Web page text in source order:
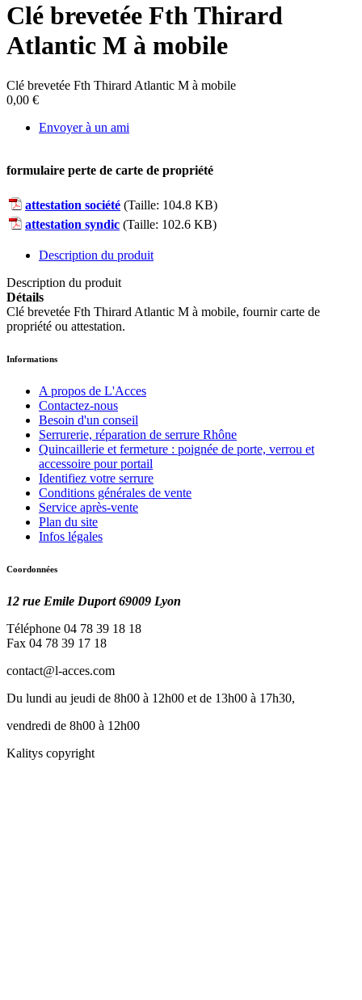
Clé brevetée Fth Thirard
Atlantic M à mobile
Clé brevetée Fth Thirard Atlantic M à mobile
0,00 €
Envoyer à un ami
formulaire perte de carte de propriété
attestation société (Taille: 104.8 KB)
attestation syndic (Taille: 102.6 KB)
Description du produit
Description du produit
Détails
Clé brevetée Fth Thirard Atlantic M à mobile, fournir carte de
propriété ou attestation.
Informations
A propos de L'Acces
Contactez-nous
Besoin d'un conseil
Serrurerie, réparation de serrure Rhône
Quincaillerie et fermeture : poignée de porte, verrou et
accessoire pour portail
Identifiez votre serrure
Conditions générales de vente
Service après-vente
Plan du site
Infos légales
Coordonnées
12 rue Emile Duport 69009 Lyon
Téléphone 04 78 39 18 18
Fax 04 78 39 17 18
contact@l-acces.com
Du lundi au jeudi de 8h00 à 12h00 et de 13h00 à 17h30,
vendredi de 8h00 à 12h00
Kalitys copyright